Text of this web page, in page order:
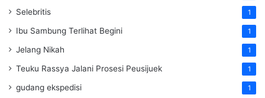
Selebritis 1
Ibu Sambung Terlihat Begini 1
Jelang Nikah 1
Teuku Rassya Jalani Prosesi Peusijuek 1
gudang ekspedisi 1